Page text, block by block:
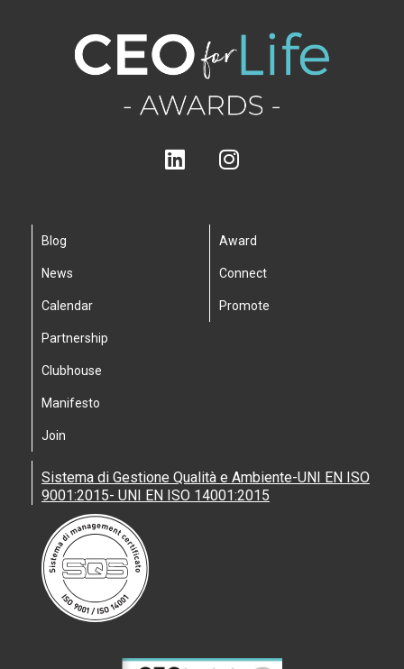
Blog
News
Calendar
Partnership
Clubhouse
Manifesto
Join
Award
Connect
Promote
Sistema di Gestione Qualità e Ambiente-UNI EN ISO
9001:2015- UNI EN ISO 14001:2015